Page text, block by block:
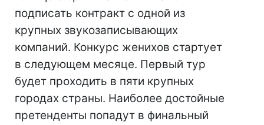
подписать контракт с одной из
крупных звукозаписывающих
компаний. Конкурс женихов стартует
в следующем месяце. Первый тур
будет проходить в пяти крупных
городах страны. Наиболее достойные
претенденты попадут в финальный